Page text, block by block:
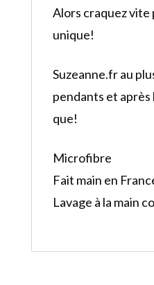
Alors craquez
unique!
Suzeanne.fr au
pendants et après
que!
Microfibre
Fait main en
Lavage à la main